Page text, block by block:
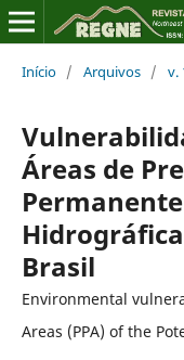
Início / Arquivos / v.
Áreas de
Brasil
Environmental
Areas (PPA) of the